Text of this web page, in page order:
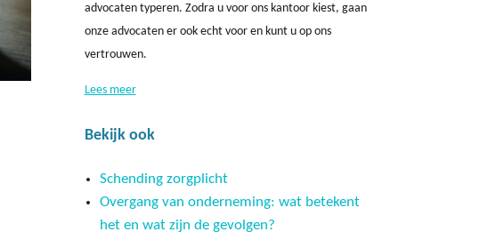
advocaten typeren. Zodra u voor ons kantoor kiest, gaan
onze advocaten er ook echt voor en kunt u op ons
vertrouwen.
Lees meer
Bekijk ook
Schending zorgplicht
Overgang van onderneming: wat betekent
het en wat zijn de gevolgen?